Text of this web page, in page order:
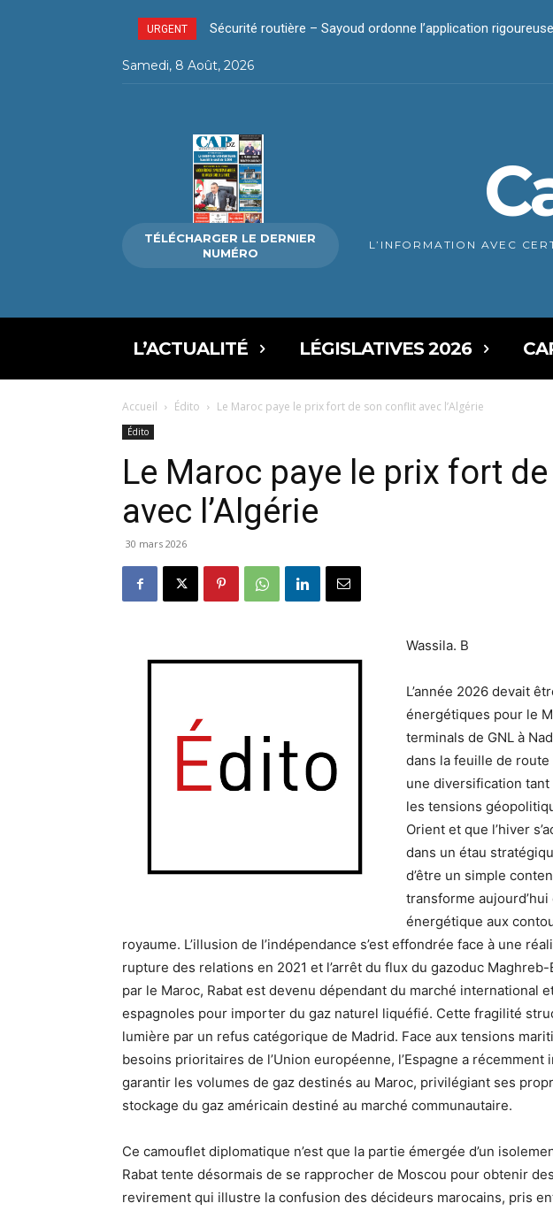
URGENT Sécurité routière – Sayoud ordonne l’application
Samedi, 8 Août, 2026
TÉLÉCHARGER LE DERNIER
NUMÉRO
L’INFORMATION AVEC
L’ACTUALITÉ LÉGISLATIVES 2026
Accueil Édito Le Maroc paye le prix fort de son conflit avec l’Algérie
Édito
Le Maroc paye le prix fort
avec l’Algérie
30 mars 2026
Wassila. B
L’année 2026 devait
énergétiques pour le
terminals de GNL à
dans la feuille de
une diversification
les tensions
Orient et que l’hiver
dans un étau
d’être un simple
transforme
énergétique aux
royaume. L’illusion de l’indépendance s’est effondrée face à une
rupture des relations en 2021 et l’arrêt du flux du gazoduc
par le Maroc, Rabat est devenu dépendant du marché international
espagnoles pour importer du gaz naturel liquéfié. Cette fragilité
lumière par un refus catégorique de Madrid. Face aux tensions
besoins prioritaires de l’Union européenne, l’Espagne a récemment
garantir les volumes de gaz destinés au Maroc, privilégiant ses
stockage du gaz américain destiné au marché communautaire.
Ce camouflet diplomatique n’est que la partie émergée d’un
Rabat tente désormais de se rapprocher de Moscou pour obtenir
revirement qui illustre la confusion des décideurs marocains, pris